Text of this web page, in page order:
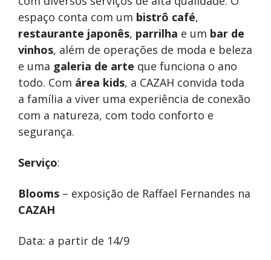
espaço conta com um bistrô café,
restaurante japonês, parrilha e um bar de
vinhos, além de operações de moda e beleza
e uma galeria de arte que funciona o ano
todo. Com área kids, a CAZAH convida toda
a família a viver uma experiência de conexão
com a natureza, com todo conforto e
segurança.
Serviço:
Blooms – exposição de Raffael Fernandes na
CAZAH
Data: a partir de 14/9